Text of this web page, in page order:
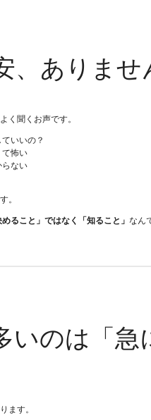
、ありませ
く聞くお声です。
いいの？
て怖い
らない
。
めること」ではなく「知ること」なん
いのは「
ます。